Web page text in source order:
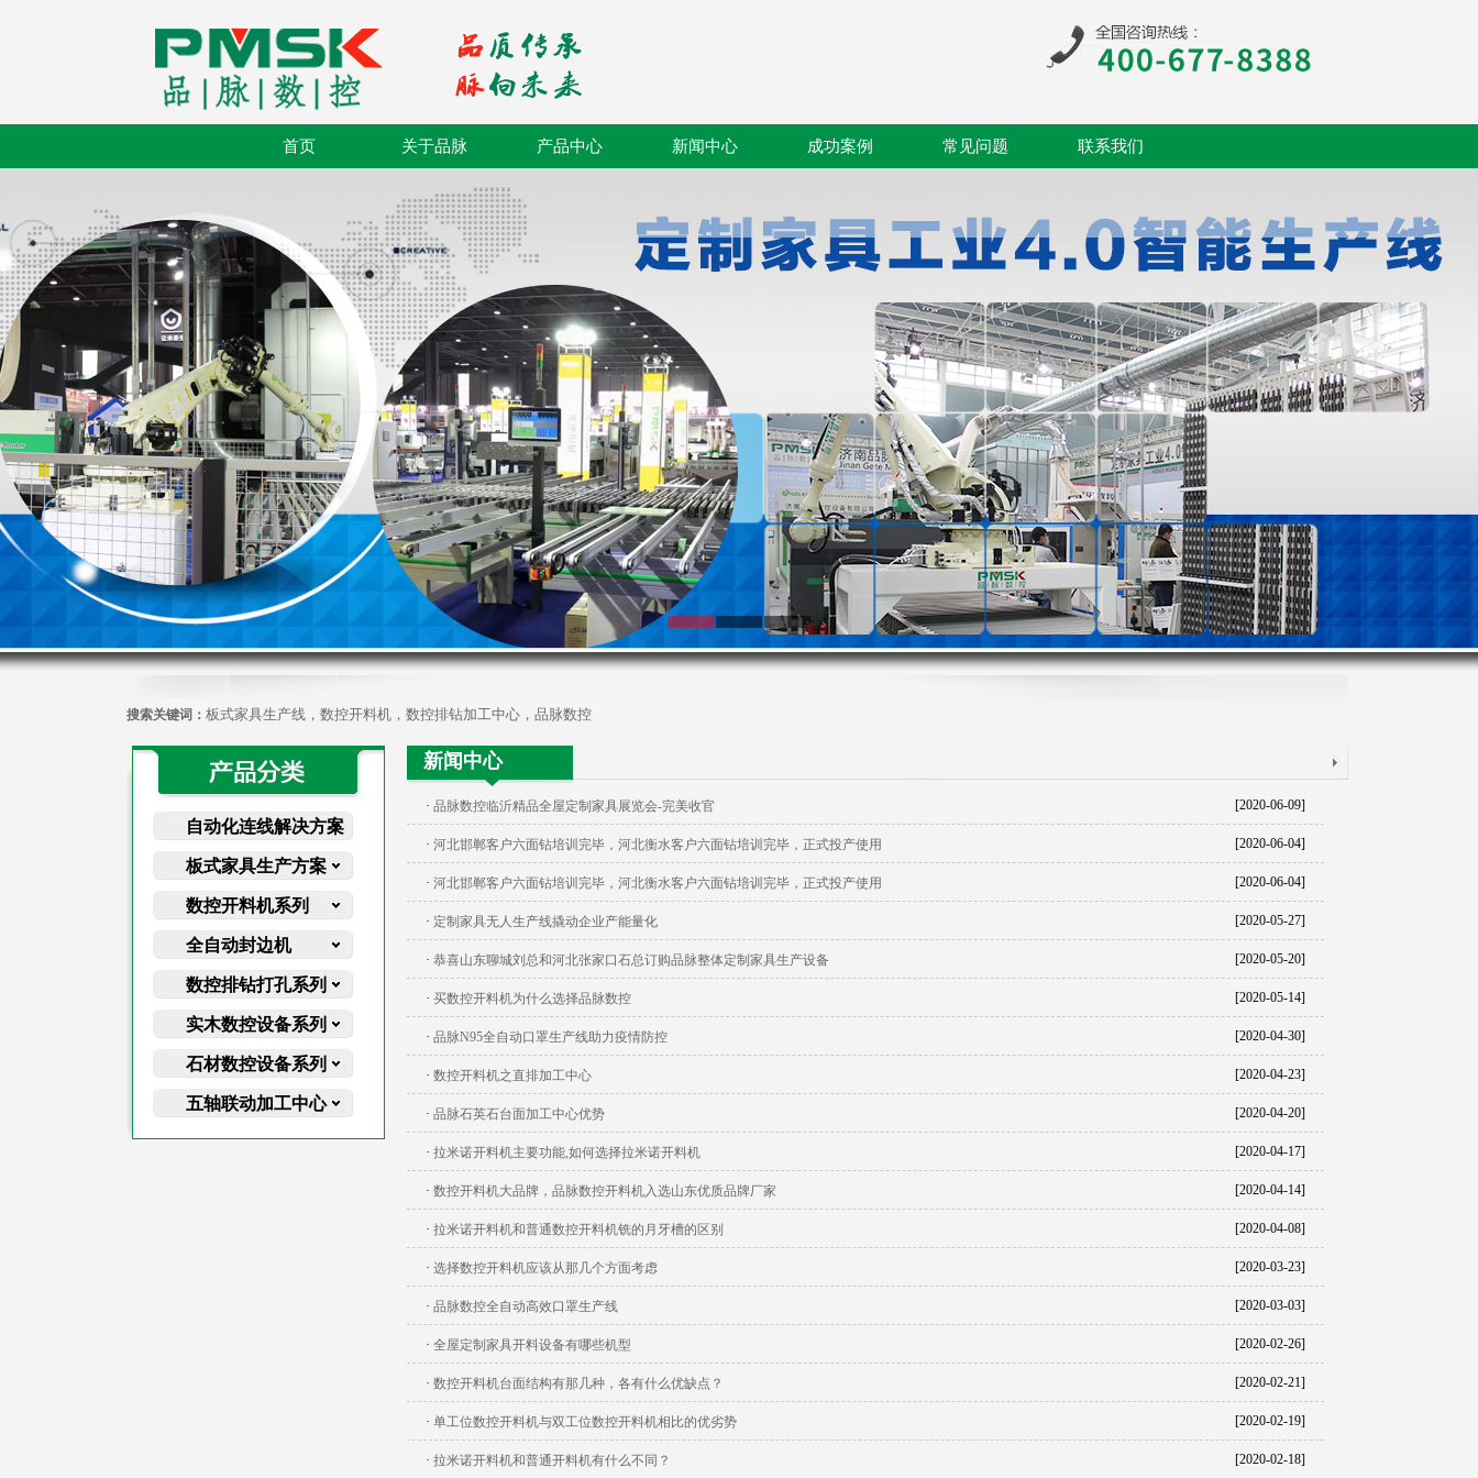
首页 关于品脉 产品中心 新闻中心 成功案例 常见问题 联系我们
搜索关键词： 板式家具生产线，数控开料机，数控排钻加工中心，品脉数控
自动化连线解决方案
板式家具生产方案
数控开料机系列
全自动封边机
数控排钻打孔系列
实木数控设备系列
石材数控设备系列
五轴联动加工中心
新闻中心
[2020-06-09]
· 品脉数控临沂精品全屋定制家具展览会-完美收官
[2020-06-04]
· 河北邯郸客户六面钻培训完毕，河北衡水客户六面钻培训完毕，正式投产使用
[2020-06-04]
· 河北邯郸客户六面钻培训完毕，河北衡水客户六面钻培训完毕，正式投产使用
[2020-05-27]
· 定制家具无人生产线撬动企业产能量化
[2020-05-20]
· 恭喜山东聊城刘总和河北张家口石总订购品脉整体定制家具生产设备
[2020-05-14]
· 买数控开料机为什么选择品脉数控
[2020-04-30]
· 品脉N95全自动口罩生产线助力疫情防控
[2020-04-23]
· 数控开料机之直排加工中心
[2020-04-20]
· 品脉石英石台面加工中心优势
[2020-04-17]
· 拉米诺开料机主要功能,如何选择拉米诺开料机
[2020-04-14]
· 数控开料机大品牌，品脉数控开料机入选山东优质品牌厂家
[2020-04-08]
· 拉米诺开料机和普通数控开料机铣的月牙槽的区别
[2020-03-23]
· 选择数控开料机应该从那几个方面考虑
[2020-03-03]
· 品脉数控全自动高效口罩生产线
[2020-02-26]
· 全屋定制家具开料设备有哪些机型
[2020-02-21]
· 数控开料机台面结构有那几种，各有什么优缺点？
[2020-02-19]
· 单工位数控开料机与双工位数控开料机相比的优劣势
[2020-02-18]
· 拉米诺开料机和普通开料机有什么不同？